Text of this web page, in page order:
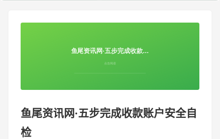
鱼尾资讯网·五步完成收款账户安全自
检